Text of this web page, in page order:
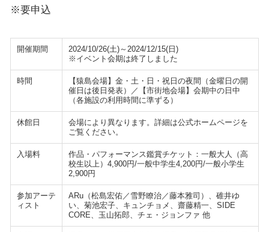
※要申込
開催期間
2024/10/26(土)～2024/12/15(日)
※イベント会期は終了しました
時間
【猿島会場】金・土・日・祝日の夜間（金曜日の開
催日は後日発表）／【市街地会場】会期中の日中
（各施設の利用時間に準ずる）
休館日
会場により異なります。詳細は公式ホームページを
ご覧ください。
入場料
作品・パフォーマンス鑑賞チケット：一般大人（高
校生以上）4,900円/一般中学生4,200円/一般小学生
2,900円
参加アーテ
ィスト
ARu（松島宏佑／雪野瞭治／藤本雅司）、碓井ゆ
い、菊池宏子、キュンチョメ、齋藤精一、SIDE
CORE、玉山拓郎、チェ・ジョンファ 他